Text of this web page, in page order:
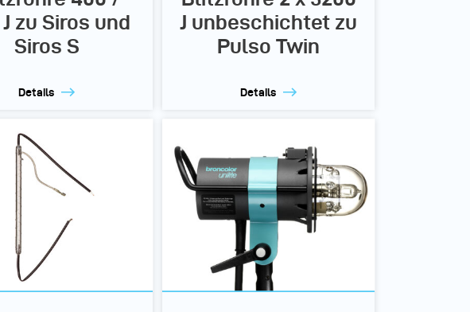
zu Siros und
Siros S
Details
J unbeschichtet zu
Pulso Twin
Details